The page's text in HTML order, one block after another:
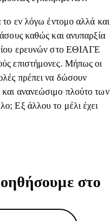
το εν λόγω έντομο αλλά και
καθώς και ανυπαρξία
ερευνών στο ΕΘΙΑΓΕ
επιστήμονες. Μήπως οι
πρέπει να δώσουν
ανανεώσιμο πλούτο των
Εξ άλλου το μέλι έχει
στο